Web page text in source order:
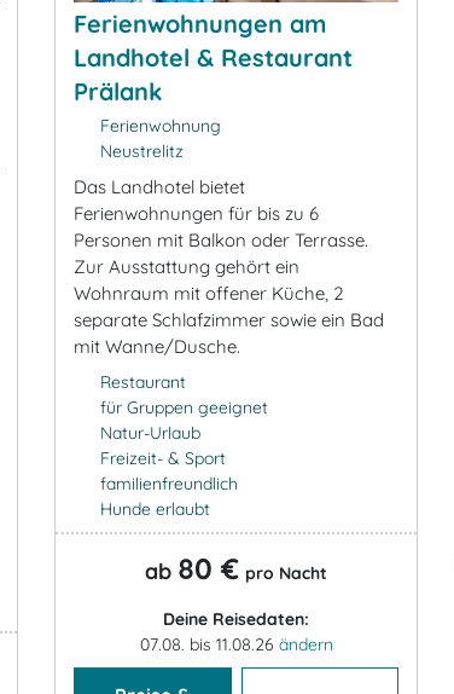
Ferienwohnungen am
Landhotel & Restaurant
Prälank
Ferienwohnung
Neustrelitz
Das Landhotel bietet
Ferienwohnungen für bis zu 6
Personen mit Balkon oder Terrasse.
Zur Ausstattung gehört ein
Wohnraum mit offener Küche, 2
separate Schlafzimmer sowie ein Bad
mit Wanne/Dusche.
Restaurant
für Gruppen geeignet
Natur-Urlaub
Freizeit- & Sport
familienfreundlich
Hunde erlaubt
ab 80 € pro Nacht
Deine Reisedaten:
07.08. bis 11.08.26 ändern